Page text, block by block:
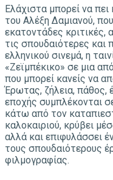
Ελάχιστα μπορεί να πει
του Αλέξη Δαμιανού,
εκατοντάδες κριτικές,
τις σπουδαιότερες και
ελληνικού σινεμά, η
«Ζεϊμπέκικο» σε μια
που μπορεί κανείς να
Έρωτας, ζήλεια, πάθος,
εποχής συμπλέκονται
κάτω από τον
καλοκαιριού, κρύβει
αλλά και επιφυλάσσει
τους σπουδαιότερους
φιλμογραφίας.